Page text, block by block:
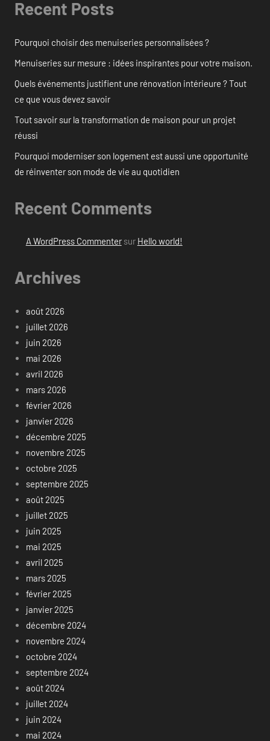
Recent Posts
Pourquoi choisir des menuiseries personnalisées ?
Menuiseries sur mesure : idées inspirantes pour votre maison.
Quels événements justifient une rénovation intérieure ? Tout
ce que vous devez savoir
Tout savoir sur la transformation de maison pour un projet
réussi
Pourquoi moderniser son logement est aussi une opportunité
de réinventer son mode de vie au quotidien
Recent Comments
A WordPress Commentersur Hello world!
Archives
août 2026
juillet 2026
juin 2026
mai 2026
avril 2026
mars 2026
février 2026
janvier 2026
décembre 2025
novembre 2025
octobre 2025
septembre 2025
août 2025
juillet 2025
juin 2025
mai 2025
avril 2025
mars 2025
février 2025
janvier 2025
décembre 2024
novembre 2024
octobre 2024
septembre 2024
août 2024
juillet 2024
juin 2024
mai 2024